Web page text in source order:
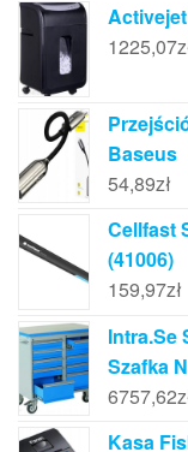
1225,07
Baseus
54,89zł
Cellfast
(41006)
159,97zł
Intra.Se
Szafka
6757,62
Kasa